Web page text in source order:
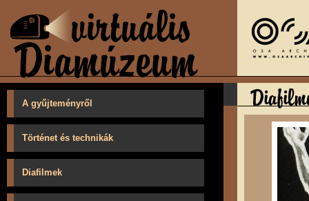
A gyűjteményről
Történet és technikák
Diafilmek